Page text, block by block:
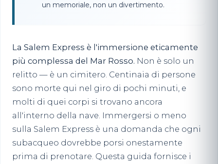
un memoriale, non un divertimento.
La Salem Express è l'immersione eticamente
più complessa del Mar Rosso. Non è solo un
relitto — è un cimitero. Centinaia di persone
sono morte qui nel giro di pochi minuti, e
molti di quei corpi si trovano ancora
all'interno della nave. Immergersi o meno
sulla Salem Express è una domanda che ogni
subacqueo dovrebbe porsi onestamente
prima di prenotare. Questa guida fornisce i